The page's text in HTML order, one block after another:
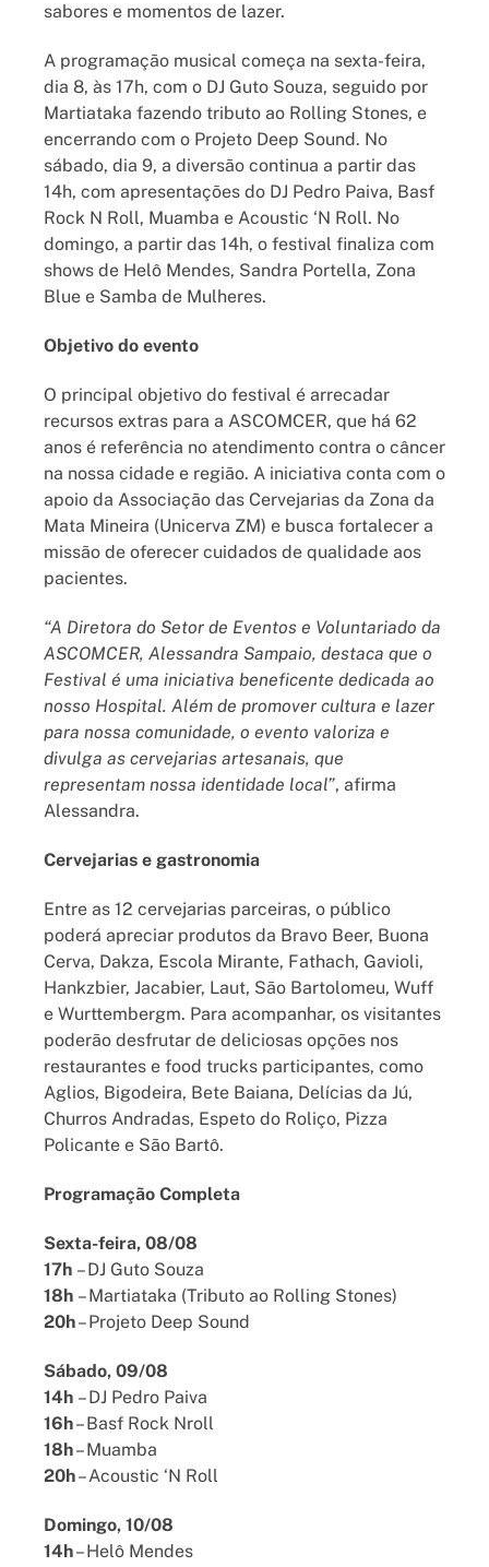
sabores e momentos de lazer.
A programação musical começa na sexta-feira,
dia 8, às 17h, com o DJ Guto Souza, seguido por
Martiataka fazendo tributo ao Rolling Stones, e
encerrando com o Projeto Deep Sound. No
sábado, dia 9, a diversão continua a partir das
14h, com apresentações do DJ Pedro Paiva, Basf
Rock N Roll, Muamba e Acoustic ‘N Roll. No
domingo, a partir das 14h, o festival finaliza com
shows de Helô Mendes, Sandra Portella, Zona
Blue e Samba de Mulheres.
Objetivo do evento
O principal objetivo do festival é arrecadar
recursos extras para a ASCOMCER, que há 62
anos é referência no atendimento contra o câncer
na nossa cidade e região. A iniciativa conta com o
apoio da Associação das Cervejarias da Zona da
Mata Mineira (Unicerva ZM) e busca fortalecer a
missão de oferecer cuidados de qualidade aos
pacientes.
“A Diretora do Setor de Eventos e Voluntariado da
ASCOMCER, Alessandra Sampaio, destaca que o
Festival é uma iniciativa beneficente dedicada ao
nosso Hospital. Além de promover cultura e lazer
para nossa comunidade, o evento valoriza e
divulga as cervejarias artesanais, que
representam nossa identidade local”, afirma
Alessandra.
Cervejarias e gastronomia
Entre as 12 cervejarias parceiras, o público
poderá apreciar produtos da Bravo Beer, Buona
Cerva, Dakza, Escola Mirante, Fathach, Gavioli,
Hankzbier, Jacabier, Laut, São Bartolomeu, Wuff
e Wurttembergm. Para acompanhar, os visitantes
poderão desfrutar de deliciosas opções nos
restaurantes e food trucks participantes, como
Aglios, Bigodeira, Bete Baiana, Delícias da Jú,
Churros Andradas, Espeto do Roliço, Pizza
Policante e São Bartô.
Programação Completa
Sexta-feira, 08/08
17h – DJ Guto Souza
18h – Martiataka (Tributo ao Rolling Stones)
20h– Projeto Deep Sound
Sábado, 09/08
14h – DJ Pedro Paiva
16h– Basf Rock Nroll
18h– Muamba
20h– Acoustic ‘N Roll
Domingo, 10/08
14h– Helô Mendes